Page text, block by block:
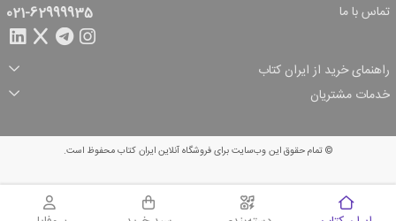
تماس با ما 021-62999935
راهنمای خرید از ایران کتاب
ثبت سفارش
شرایط ارسال سفارش
شیوه پرداخت
تخفیف‌های خرید
خدمات مشتریان
© تمام حقوق این وب‌سایت برای فروشگاه آنلاین ایران کتاب محفوظ است.
سبد خرید